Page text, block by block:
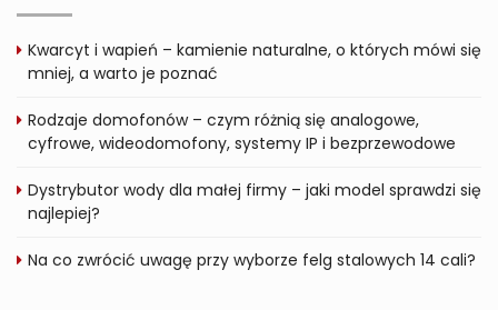
Kwarcyt i wapień – kamienie naturalne, o których mówi się
mniej, a warto je poznać
Rodzaje domofonów – czym różnią się analogowe,
cyfrowe, wideodomofony, systemy IP i bezprzewodowe
Dystrybutor wody dla małej firmy – jaki model sprawdzi się
najlepiej?
Na co zwrócić uwagę przy wyborze felg stalowych 14 cali?